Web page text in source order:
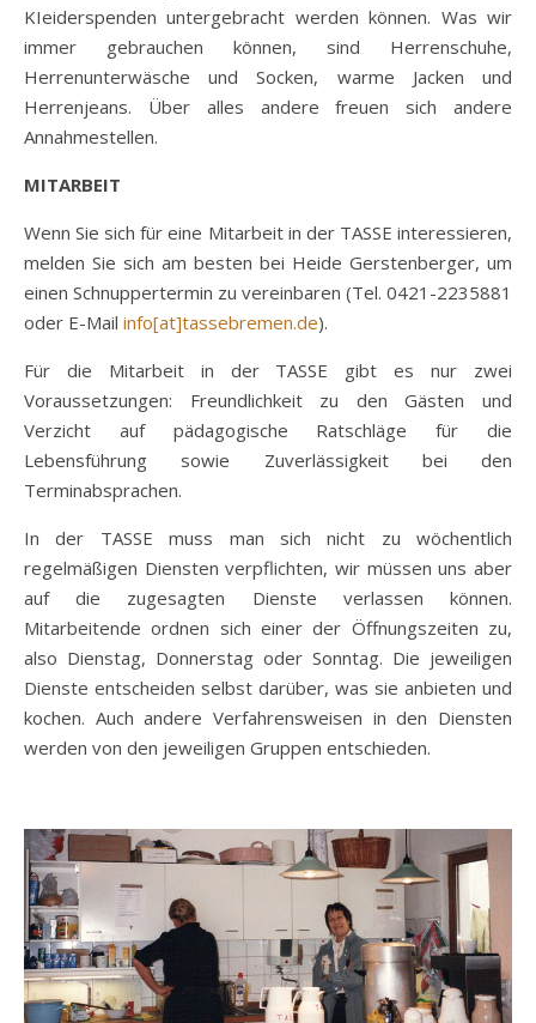
KIeiderspenden untergebracht werden können. Was wir
immer gebrauchen können, sind Herrenschuhe,
Herrenunterwäsche und Socken, warme Jacken und
Herrenjeans. Über alles andere freuen sich andere
Annahmestellen.
MITARBEIT
Wenn Sie sich für eine Mitarbeit in der TASSE interessieren,
melden Sie sich am besten bei Heide Gerstenberger, um
einen Schnuppertermin zu vereinbaren (Tel. 0421-2235881
oder E-Mail info[at]tassebremen.de).
Für die Mitarbeit in der TASSE gibt es nur zwei
Voraussetzungen: Freundlichkeit zu den Gästen und
Verzicht auf pädagogische Ratschläge für die
Lebensführung sowie Zuverlässigkeit bei den
Terminabsprachen.
In der TASSE muss man sich nicht zu wöchentlich
regelmäßigen Diensten verpflichten, wir müssen uns aber
auf die zugesagten Dienste verlassen können.
Mitarbeitende ordnen sich einer der Öffnungszeiten zu,
also Dienstag, Donnerstag oder Sonntag. Die jeweiligen
Dienste entscheiden selbst darüber, was sie anbieten und
kochen. Auch andere Verfahrensweisen in den Diensten
werden von den jeweiligen Gruppen entschieden.